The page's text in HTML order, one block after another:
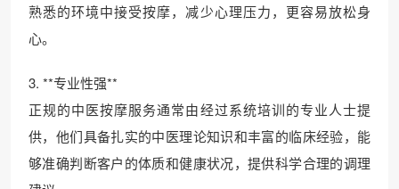
熟悉的环境中接受按摩，减少心理压力，更容易放松身
心。
3. **专业性强**
正规的中医按摩服务通常由经过系统培训的专业人士提
供，他们具备扎实的中医理论知识和丰富的临床经验，能
够准确判断客户的体质和健康状况，提供科学合理的调理